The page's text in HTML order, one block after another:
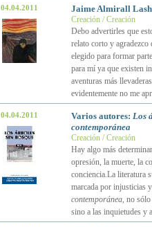
04.04.2011 Jaime Almirall
Creación / Creación
Debo advertirles que
relato corto y agradezco
elegido para formar
para mí ya que existen
aventuras más
evidentemente no me
04.04.2011 Varios autores: Los
contemporánea
Creación / Creación
Hay algo más
opresión, la muerte, la
conciencia.La literatura
marcada por injusticias
contemporánea, no sólo
sino a las inquietudes y